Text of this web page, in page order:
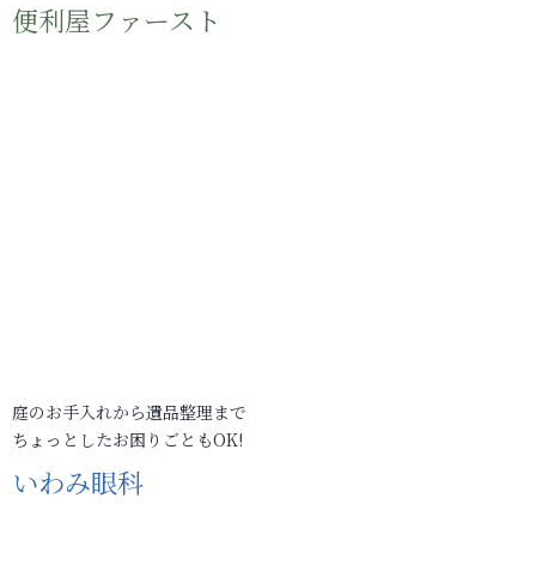
便利屋ファースト
庭のお手入れから遺品整理まで
ちょっとしたお困りごともOK!
いわみ眼科